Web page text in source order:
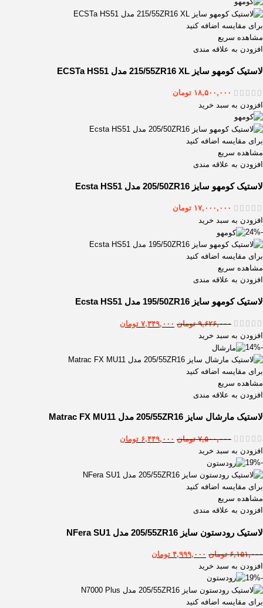
برای مقایسه اضافه کنید
مشاهده سریع
افزودن به علاقه مندی
لاستیک کومهو سایز 215/55ZR16 XL مدل ECSTa HS51
۱۸,۵۰۰,۰۰۰ تومان
افزودن به سبد خرید
برای مقایسه اضافه کنید
مشاهده سریع
افزودن به علاقه مندی
لاستیک کومهو سایز 205/50ZR16 مدل Ecsta HS51
۱۷,۰۰۰,۰۰۰ تومان
افزودن به سبد خرید
-24%
برای مقایسه اضافه کنید
مشاهده سریع
افزودن به علاقه مندی
لاستیک کومهو سایز 195/50ZR16 مدل Ecsta HS51
۹,۶۲۶,۰۰۰ تومان ۷,۳۴۹,۰۰۰ تومان
افزودن به سبد خرید
-14%
برای مقایسه اضافه کنید
مشاهده سریع
افزودن به علاقه مندی
لاستیک مارشال سایز 205/55ZR16 مدل Matrac FX MU11
۷,۵۰۰,۰۰۰ تومان ۶,۴۴۹,۰۰۰ تومان
افزودن به سبد خرید
-19%
برای مقایسه اضافه کنید
مشاهده سریع
افزودن به علاقه مندی
لاستیک رودستون سایز 205/55ZR16 مدل NFera SU1
۶,۱۵۱,۰۰۰ تومان ۴,۹۹۹,۰۰۰ تومان
افزودن به سبد خرید
-19%
برای مقایسه اضافه کنید